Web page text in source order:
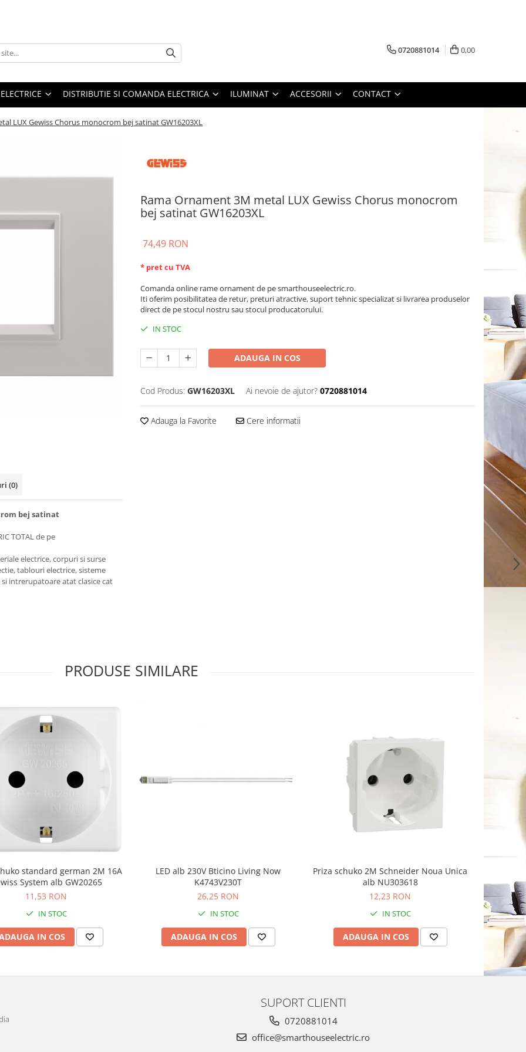
0720881014 0,00
DISTRIBUTIE SI COMANDA ELECTRICA ILUMINAT ACCESORII CONTACT
LUX Gewiss Chorus monocrom bej satinat GW16203XL
Rama Ornament 3M metal LUX Gewiss Chorus monocrom
bej satinat GW16203XL
74,49 RON
* pret cu TVA
Comanda online rame ornament de pe smarthouseelectric.ro.
Iti oferim posibilitatea de retur, preturi atractive, suport tehnic specializat si livrarea produselor
direct de pe stocul nostru sau stocul producatorului.
IN STOC
ADAUGA IN COS
Cod Produs: GW16203XL Ai nevoie de ajutor? 0720881014
Adauga la Favorite Cere informatii
(0)
bej satinat
TOTAL de pe
electrice, corpuri si surse
tablouri electrice, sisteme
intrerupatoare atat clasice cat
PRODUSE SIMILARE
standard german 2M 16A
System alb GW20265
11,53 RON
IN STOC
IN COS
LED alb 230V Bticino Living Now
K4743V230T
26,25 RON
IN STOC
ADAUGA IN COS
Priza schuko 2M Schneider Noua Unica
alb NU303618
12,23 RON
IN STOC
ADAUGA IN COS
SUPORT CLIENTI
0720881014
office@smarthouseelectric.ro